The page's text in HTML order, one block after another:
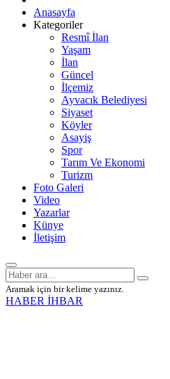
Anasayfa
Kategoriler
Resmî İlan
Yaşam
İlan
Güncel
İlçemiz
Ayvacık Belediyesi
Siyaset
Köyler
Asayiş
Spor
Tarım Ve Ekonomi
Turizm
Foto Galeri
Video
Yazarlar
Künye
İletişim
Aramak için bir kelime yazınız.
HABER İHBAR